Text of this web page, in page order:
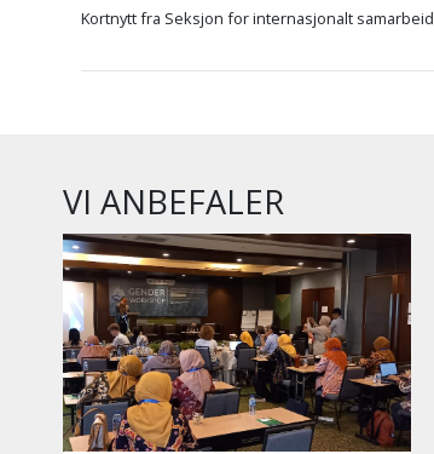
Kortnytt fra Seksjon for internasjonalt samarbeid
VI ANBEFALER